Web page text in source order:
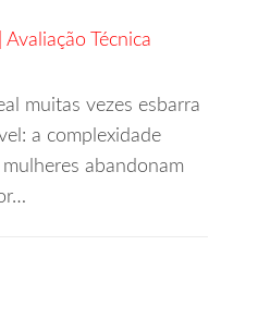
Avaliação Técnica
muitas vezes esbarra
a complexidade
abandonam